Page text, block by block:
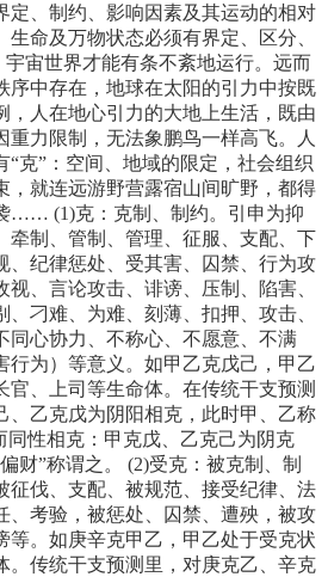
定、制约、影响因素及其运动的相对
生命及万物状态必须有界定、区分、
宇宙世界才能有条不紊地运行。远而
序中存在，地球在太阳的引力中按既
，人在地心引力的大地上生活，既由
重力限制，无法象鹏鸟一样高飞。人
“克”：空间、地域的限定，社会组织
，就连远游野营露宿山间旷野，都得
…… (1)克：克制、制约。引申为抑
牵制、管制、管理、征服、支配、下
、纪律惩处、受其害、囚禁、行为攻
、言论攻击、诽谤、压制、陷害、
刁难、为难、刻薄、扣押、攻击、
同心协力、不称心、不愿意、不满
行为）等意义。如甲乙克戊己，甲乙
官、上司等生命体。在传统干支预测
、乙克戊为阴阳相克，此时甲、乙称
同性相克：甲克戊、乙克己为阴克
财”称谓之。 (2)受克：被克制、制
征伐、支配、被规范、接受纪律、法
、考验，被惩处、囚禁、遭殃，被攻
等。如庚辛克甲乙，甲乙处于受克状
。传统干支预测里，对庚克乙、辛克